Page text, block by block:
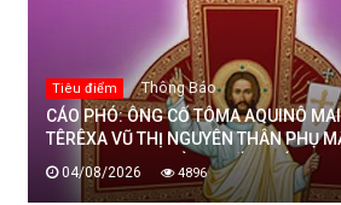
Tiêu điểm Thông Báo
CÁO PHÓ: ÔNG CỐ TÔMA AQUINÔ
TÊRÊXA VŨ THỊ NGUYÊN THÂN PHỤ
MAI THỊ THỊNH, DÒNG MẾN THÁNH
AN NGHỈ TRONG CHÚA, NGÀY 04/08/
04/08/2026 4896